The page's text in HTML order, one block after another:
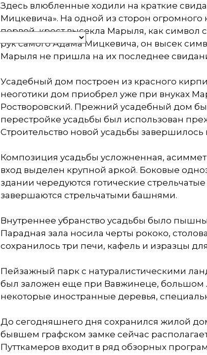
Здесь влюбленные ходили на краткие
Мицкевича». На одной из сторон огромного
первой, крест высекла Марыля, как символ
рук самого Адама Мицкевича, он высек
Марыля не пришла на их последнее
Усадебный дом построен из красного
неоготики дом приобрел уже при внуках
Ростворовский. Прежний усадебный дом
перестройке усадьбы был использован
Строительство новой усадьбы завершилось
Композиция усадьбы усложненная,
вход выделен крупной аркой. Боковые
здании чередуются готические
завершаются стрельчатыми башнями.
Внутреннее убранство усадьбы было
Парадная зала носила черты рококо,
сохранилось три печи, кафель и изразцы
Пейзажный парк с натуралистическими
был заложен еще при Вавжинеце, большом
некоторые иностранные деревья,
До сегодняшнего дня сохранился жилой
бывшем графском замке сейчас
Путткамеров входит в ряд обзорных